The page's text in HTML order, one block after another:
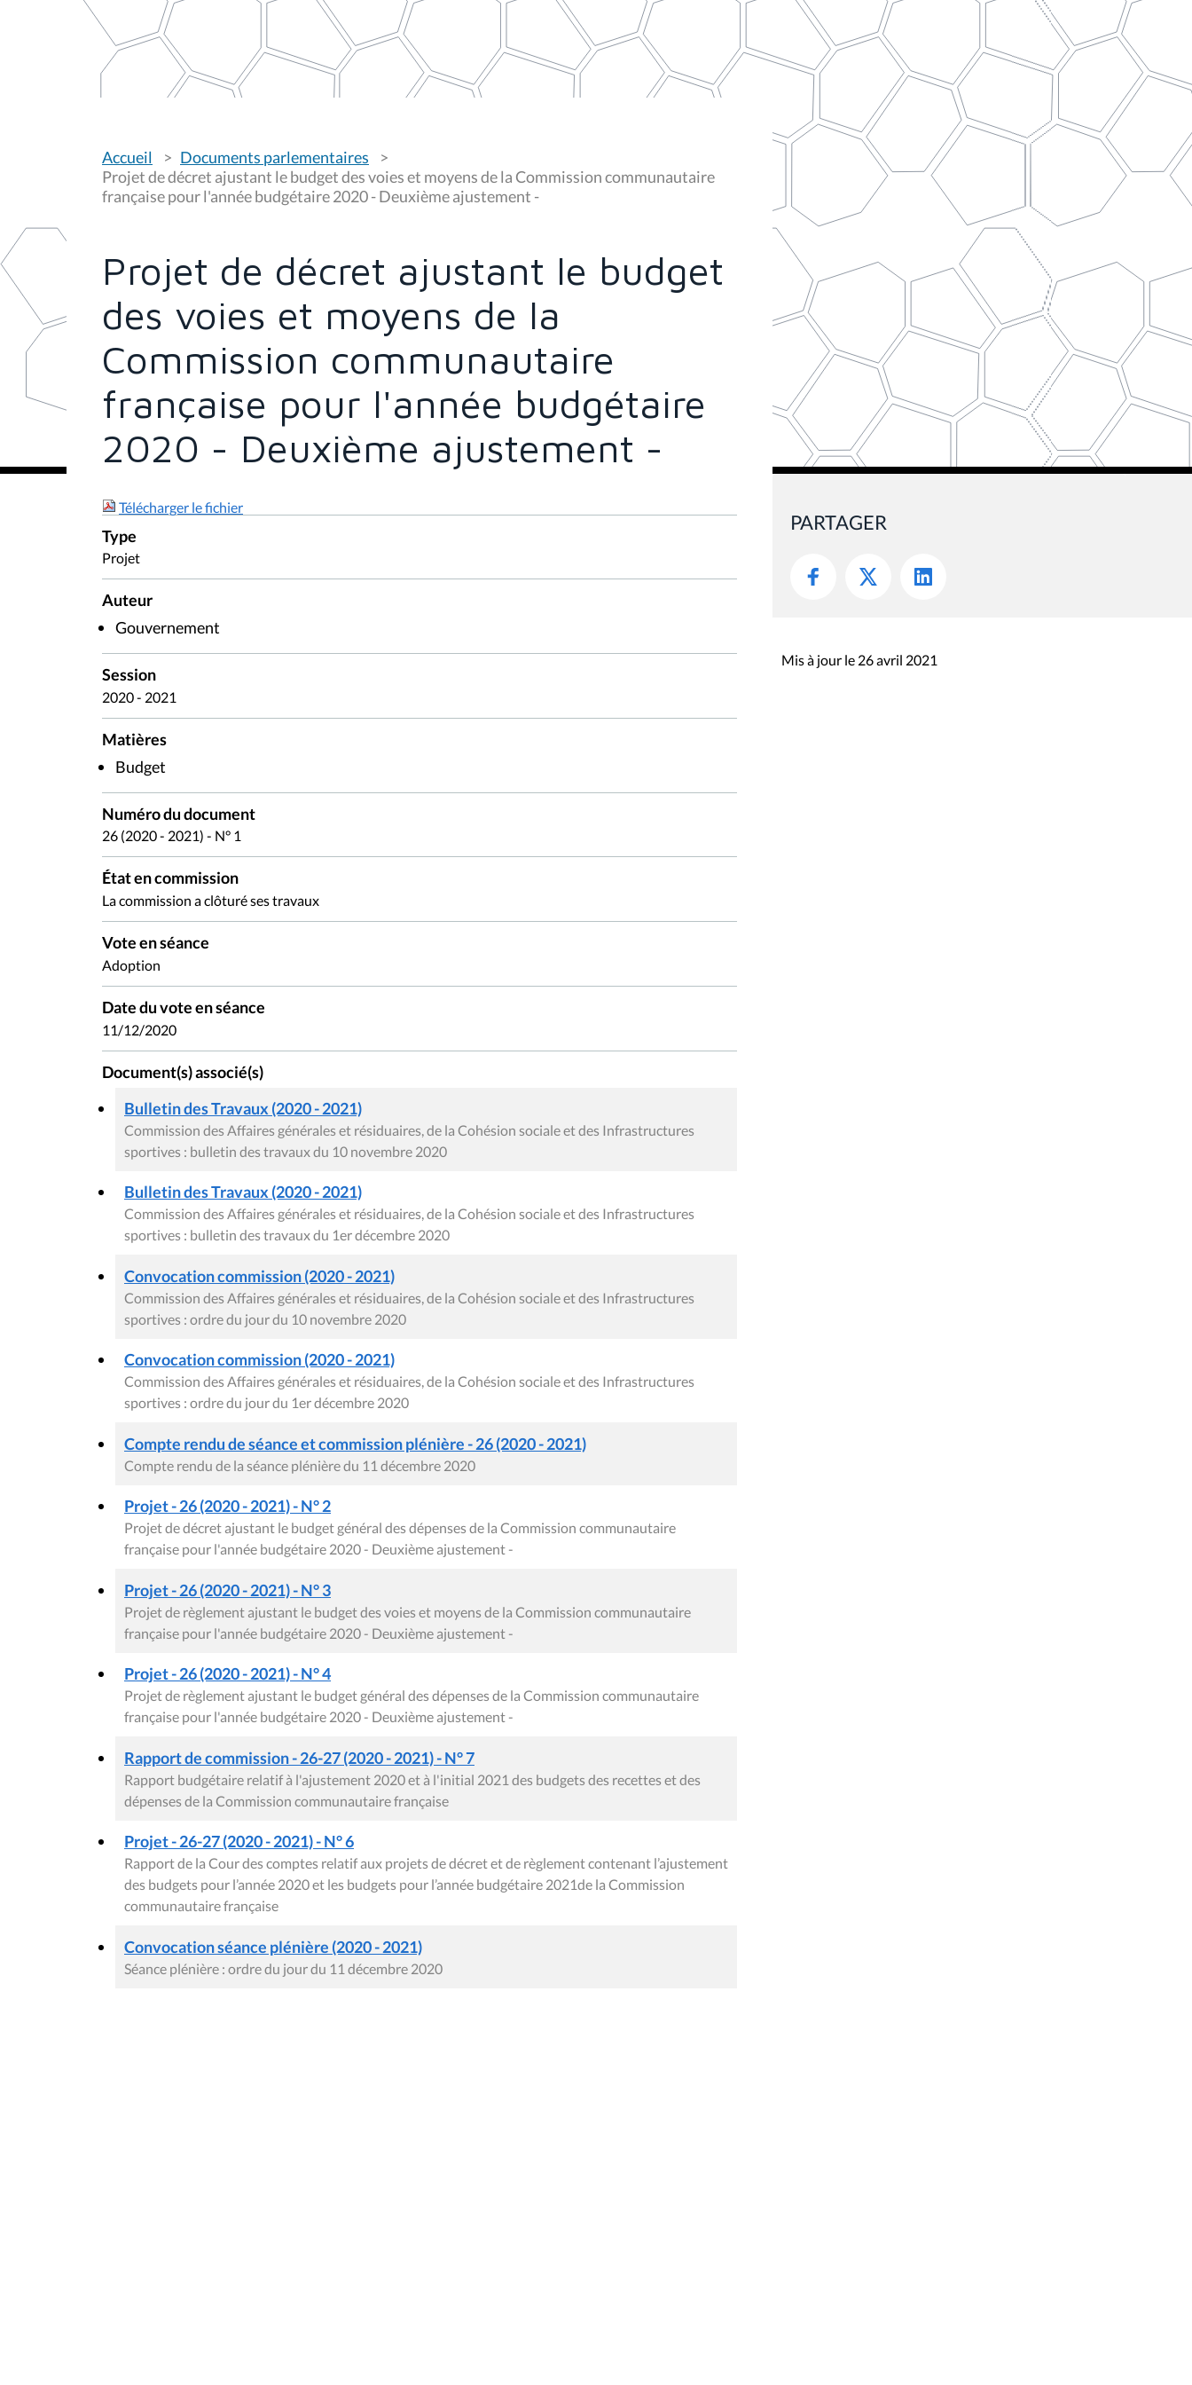
o
u
s
ê
:
Accueil
Documents parlementaires
Projet de décret ajustant le budget des voies et moyens de la Commission communautaire
française pour l'année budgétaire 2020 - Deuxième ajustement -
Projet de décret ajustant le budget
des voies et moyens de la
Commission communautaire
française pour l'année budgétaire
2020 - Deuxième ajustement -
Télécharger le fichier
Type
Projet
Auteur
Gouvernement
Session
2020 - 2021
Matières
Budget
Numéro du document
26 (2020 - 2021) - N° 1
État en commission
La commission a clôturé ses travaux
Vote en séance
Adoption
Date du vote en séance
11/12/2020
Document(s) associé(s)
Bulletin des Travaux (2020 - 2021)
Commission des Affaires générales et résiduaires, de la Cohésion sociale et des Infrastructures
sportives : bulletin des travaux du 10 novembre 2020
Bulletin des Travaux (2020 - 2021)
Commission des Affaires générales et résiduaires, de la Cohésion sociale et des Infrastructures
sportives : bulletin des travaux du 1er décembre 2020
Convocation commission (2020 - 2021)
Commission des Affaires générales et résiduaires, de la Cohésion sociale et des Infrastructures
sportives : ordre du jour du 10 novembre 2020
Convocation commission (2020 - 2021)
Commission des Affaires générales et résiduaires, de la Cohésion sociale et des Infrastructures
sportives : ordre du jour du 1er décembre 2020
Compte rendu de séance et commission plénière - 26 (2020 - 2021)
Compte rendu de la séance plénière du 11 décembre 2020
Projet - 26 (2020 - 2021) - N° 2
Projet de décret ajustant le budget général des dépenses de la Commission communautaire
française pour l'année budgétaire 2020 - Deuxième ajustement -
Projet - 26 (2020 - 2021) - N° 3
Projet de règlement ajustant le budget des voies et moyens de la Commission communautaire
française pour l'année budgétaire 2020 - Deuxième ajustement -
Projet - 26 (2020 - 2021) - N° 4
Projet de règlement ajustant le budget général des dépenses de la Commission communautaire
française pour l'année budgétaire 2020 - Deuxième ajustement -
Rapport de commission - 26-27 (2020 - 2021) - N° 7
Rapport budgétaire relatif à l'ajustement 2020 et à l'initial 2021 des budgets des recettes et des
dépenses de la Commission communautaire française
Projet - 26-27 (2020 - 2021) - N° 6
Rapport de la Cour des comptes relatif aux projets de décret et de règlement contenant l’ajustement
des budgets pour l’année 2020 et les budgets pour l’année budgétaire 2021de la Commission
communautaire française
Convocation séance plénière (2020 - 2021)
Séance plénière : ordre du jour du 11 décembre 2020
PARTAGER
Mis à jour le 26 avril 2021